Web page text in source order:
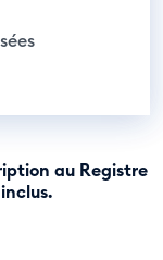
au Registre